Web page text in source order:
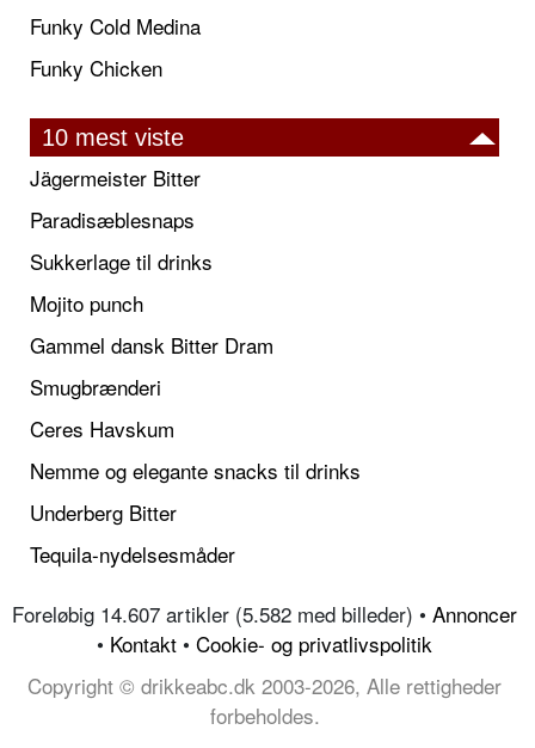
Funky Cold Medina
Funky Chicken
10 mest viste
Jägermeister Bitter
Paradisæblesnaps
Sukkerlage til drinks
Mojito punch
Gammel dansk Bitter Dram
Smugbrænderi
Ceres Havskum
Nemme og elegante snacks til drinks
Underberg Bitter
Tequila-nydelsesmåder
Foreløbig 14.607 artikler (5.582 med billeder) • Annoncer
• Kontakt • Cookie- og privatlivspolitik
Copyright © drikkeabc.dk 2003-2026, Alle rettigheder
forbeholdes.